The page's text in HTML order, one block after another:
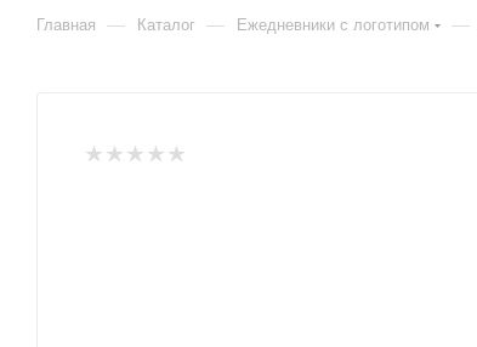
Главная — Каталог — Ежедневники c логотипом —